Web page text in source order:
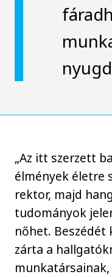
„Az itt szerzett
élmények életre
rektor, majd
tudományok
nőhet.
zárta a